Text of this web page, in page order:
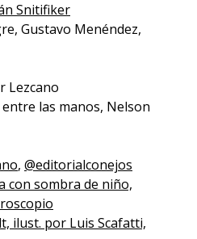
Snitifiker
Gustavo Menéndez,
Lezcano
las manos, Nelson
, @editorialconejos
con sombra de niño,
ilust. por Luis Scafatti,